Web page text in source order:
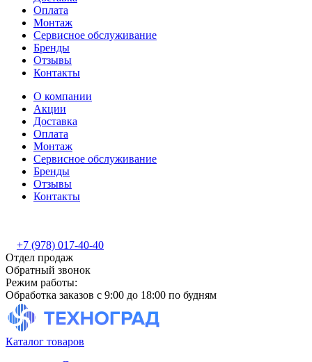
Оплата
Монтаж
Сервисное обслуживание
Бренды
Отзывы
Контакты
О компании
Акции
Доставка
Оплата
Монтаж
Сервисное обслуживание
Бренды
Отзывы
Контакты
+7 (978) 017-40-40
Отдел продаж
Обратный звонок
Режим работы:
Обработка заказов с 9:00 до 18:00 по будням
Каталог товаров